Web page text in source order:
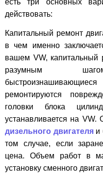
действовать:
Капитальный ремонт
в чем именно
вашем VW, капитальный
разумным
ремонтируются
головки блока
устанавливается на VW.
дизельного двигателяи
том случае, если
цена. Объем работ в
установку сменного